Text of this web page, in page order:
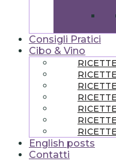
Consigli Pratici
Cibo & Vino
English posts
Contatti